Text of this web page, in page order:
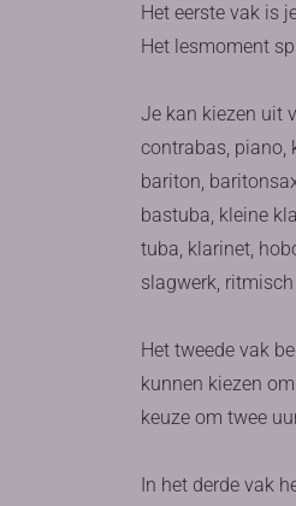
Het eerste vak is
Het lesmoment
Je kan kiezen uit
contrabas, piano,
bariton,
bastuba, kleine
tuba, klarinet,
slagwerk,
Het tweede vak
kunnen kiezen
keuze om twee
In het derde vak